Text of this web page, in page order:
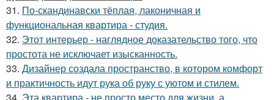
31. По-скандинавски тёплая, лаконичная и
функциональная квартира - студия.
32. Этот интерьер - наглядное доказательство того, что
простота не исключает изысканность.
33. Дизайнер создала пространство, в котором комфорт
и практичность идут рука об руку с уютом и стилем.
34. Эта квартира - не просто место для жизни, а